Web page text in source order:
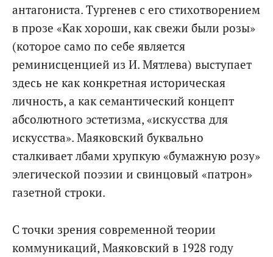
антагониста. Тургенев с его стихотворением
в прозе «Как хороши, как свежи были розы»
(которое само по себе является
реминисценцией из И. Мятлева) выступает
здесь не как конкретная историческая
личность, а как семантический концепт
абсолютного эстетизма, «искусства для
искусства». Маяковский буквально
сталкивает лбами хрупкую «бумажную розу»
элегической поэзии и свинцовый «патрон»
газетной строки.
С точки зрения современной теории
коммуникаций, Маяковский в 1928 году